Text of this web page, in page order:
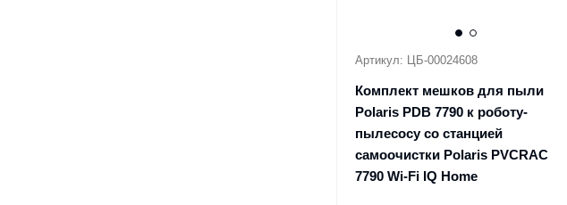
Артикул: ЦБ-00024608
Комплект мешков для пыли
Polaris PDB 7790 к роботу-
пылесосу со станцией
самоочистки Polaris PVCRAC
7790 Wi-Fi IQ Home